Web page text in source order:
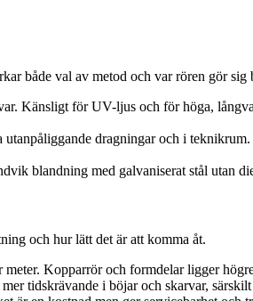
både val av metod och var rören gör sig
Känsligt för UV-ljus och för höga,
dragningar och i
blandning med galvaniserat stål utan
och hur lätt det är att komma åt.
Kopparrör och formdelar ligger
tidskrävande i böjar och skarvar,